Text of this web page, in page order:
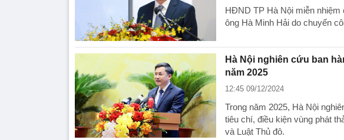
HĐND TP Hà Nội miễn
ông Hà Minh Hải do chuyển
Hà Nội nghiên cứu ban
năm 2025
12:45 09/12/2024
Trong năm 2025, Hà Nội
tiêu chí, điều kiện vùng phát
và Luật Thủ đô.